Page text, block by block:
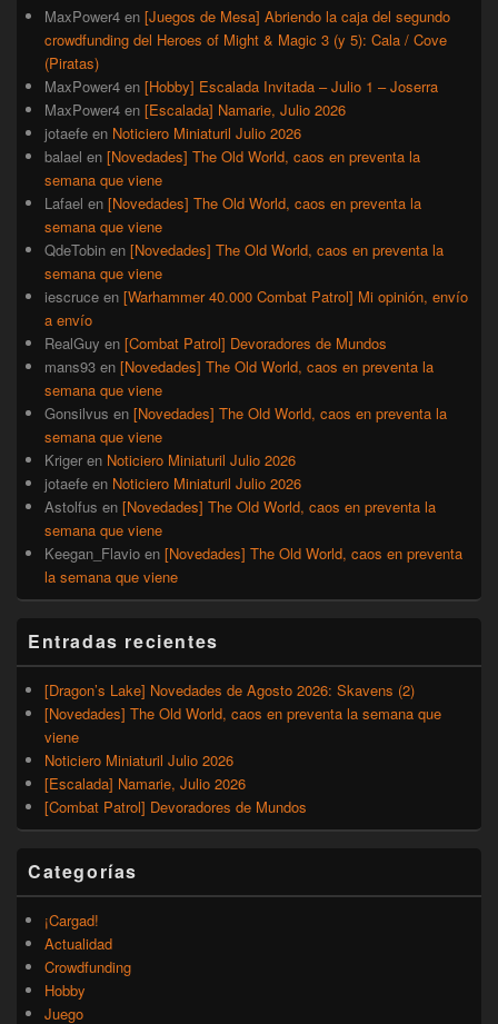
MaxPower4 en [Juegos de Mesa] Abriendo la caja del segundo
crowdfunding del Heroes of Might & Magic 3 (y 5): Cala / Cove
(Piratas)
MaxPower4 en [Hobby] Escalada Invitada – Julio 1 – Joserra
MaxPower4 en [Escalada] Namarie, Julio 2026
jotaefe en Noticiero Miniaturil Julio 2026
balael en [Novedades] The Old World, caos en preventa la
semana que viene
Lafael en [Novedades] The Old World, caos en preventa la
semana que viene
QdeTobin en [Novedades] The Old World, caos en preventa la
semana que viene
iescruce en [Warhammer 40.000 Combat Patrol] Mi opinión, envío
a envío
RealGuy en [Combat Patrol] Devoradores de Mundos
mans93 en [Novedades] The Old World, caos en preventa la
semana que viene
Gonsilvus en [Novedades] The Old World, caos en preventa la
semana que viene
Kriger en Noticiero Miniaturil Julio 2026
jotaefe en Noticiero Miniaturil Julio 2026
Astolfus en [Novedades] The Old World, caos en preventa la
semana que viene
Keegan_Flavio en [Novedades] The Old World, caos en preventa
la semana que viene
Entradas recientes
[Dragon’s Lake] Novedades de Agosto 2026: Skavens (2)
[Novedades] The Old World, caos en preventa la semana que
viene
Noticiero Miniaturil Julio 2026
[Escalada] Namarie, Julio 2026
[Combat Patrol] Devoradores de Mundos
Categorías
¡Cargad!
Actualidad
Crowdfunding
Hobby
Juego